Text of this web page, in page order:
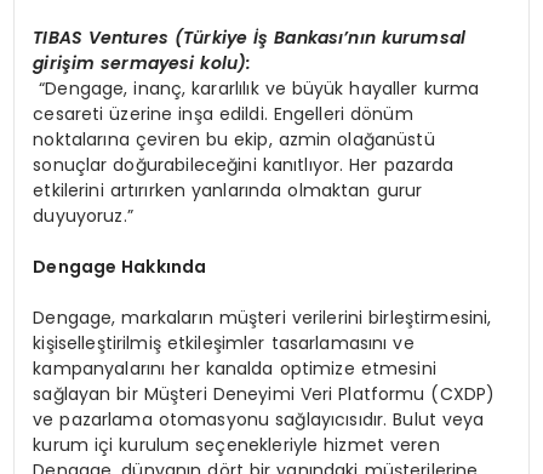
TIBAS Ventures (Türkiye İş Bankası’nın kurumsal
girişim sermayesi kolu):
“Dengage, inanç, kararlılık ve büyük hayaller kurma
cesareti üzerine inşa edildi. Engelleri dönüm
noktalarına çeviren bu ekip, azmin olağanüstü
sonuçlar doğurabileceğini kanıtlıyor. Her pazarda
etkilerini artırırken yanlarında olmaktan gurur
duyuyoruz.”
Dengage Hakkında
Dengage, markaların müşteri verilerini birleştirmesini,
kişiselleştirilmiş etkileşimler tasarlamasını ve
kampanyalarını her kanalda optimize etmesini
sağlayan bir Müşteri Deneyimi Veri Platformu (CXDP)
ve pazarlama otomasyonu sağlayıcısıdır. Bulut veya
kurum içi kurulum seçenekleriyle hizmet veren